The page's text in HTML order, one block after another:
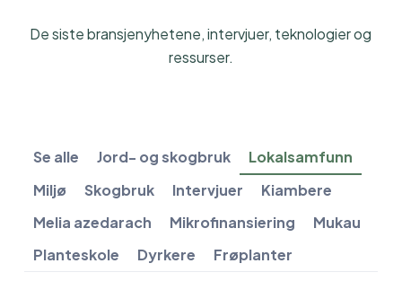
De siste bransjenyhetene, intervjuer, teknologier og
ressurser.
Se alle Jord- og skogbruk
Lokalsamfunn
Miljø
Skogbruk Intervjuer
Kiambere
Melia azedarach
Mikrofinansiering
Mukau
Planteskole
Dyrkere Frøplanter